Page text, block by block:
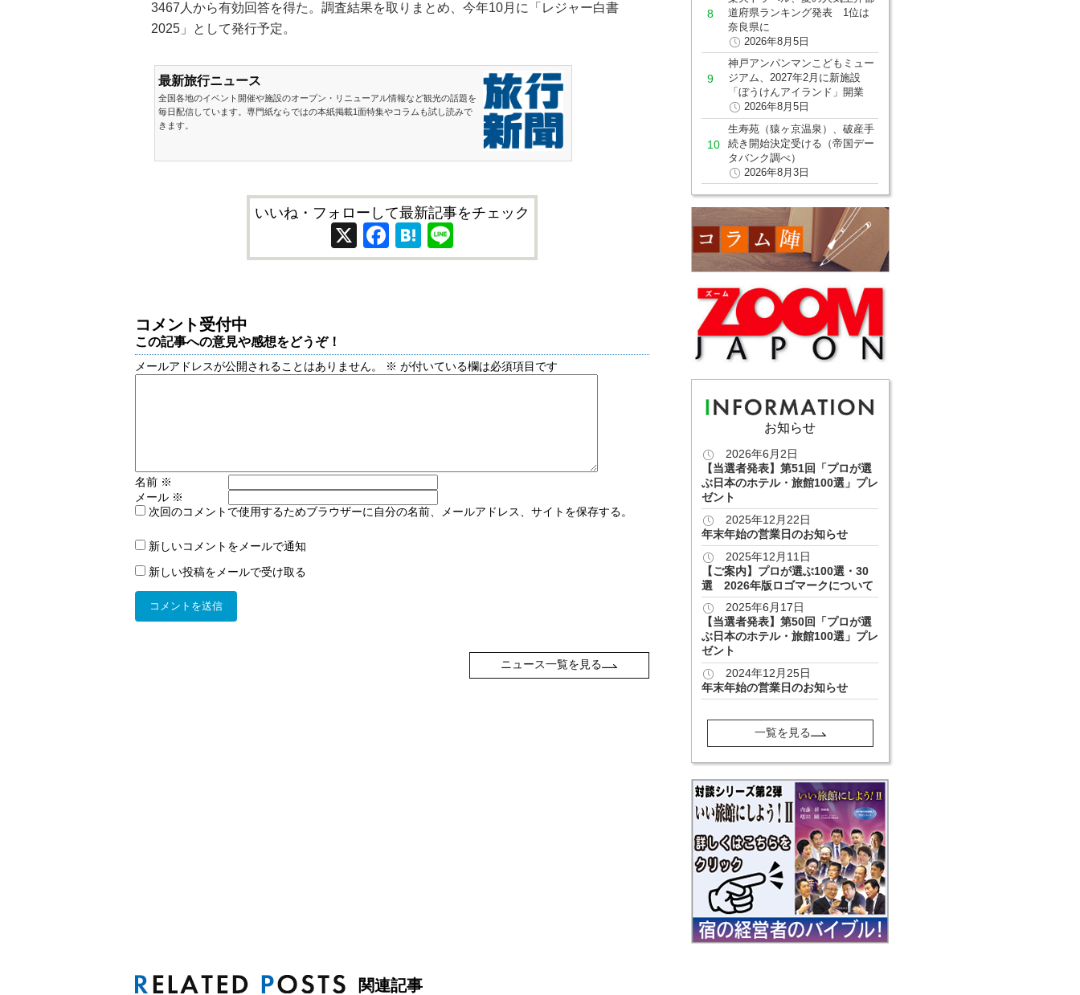
3467人から有効回答を得た。調査結果を取りまとめ、今年10月に「レジャー白書
2025」として発行予定。
最新旅行ニュース
全国各地のイベント開催や施設のオープン・リニューアル情報など観光の話題を
毎日配信しています。専門紙ならではの本紙掲載1面特集やコラムも試し読みで
きます。
いいね・フォローして最新記事をチェック
X Facebook
Hatena
コメント受付中
この記事への意見や感想をどうぞ！
メールアドレスが公開されることはありません。 ※ が付いている欄は必須項目です
名前 ※
メール ※
次回のコメントで使用するためブラウザーに自分の名前、メールアドレス、サイトを保存する。
新しいコメントをメールで通知
新しい投稿をメールで受け取る
ニュース一覧を見る
関連記事
道府県ランキング発表 1位は
奈良県に
2026年8月5日
神戸アンパンマンこどもミュー
ジアム、2027年2月に新施設
「ぼうけんアイランド」開業
2026年8月5日
生寿苑（猿ヶ京温泉）、破産手
続き開始決定受ける（帝国デー
タバンク調べ）
2026年8月3日
お知らせ
2026年6月2日
【当選者発表】第51回「プロが選
ぶ日本のホテル・旅館100選」プレ
ゼント
2025年12月22日
年末年始の営業日のお知らせ
2025年12月11日
【ご案内】プロが選ぶ100選・30
選 2026年版ロゴマークについて
2025年6月17日
【当選者発表】第50回「プロが選
ぶ日本のホテル・旅館100選」プレ
ゼント
2024年12月25日
年末年始の営業日のお知らせ
一覧を見る